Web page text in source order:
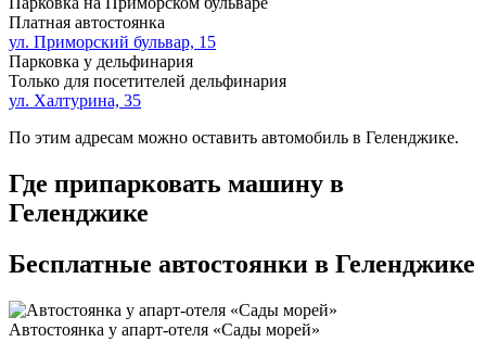
Платная автостоянка
ул. Приморский бульвар, 15
Парковка у дельфинария
Только для посетителей дельфинария
ул. Халтурина, 35
По этим адресам можно оставить автомобиль в Геленджике.
Где припарковать машину в
Геленджике
Бесплатные автостоянки в Геленджике
Автостоянка у апарт-отеля «Сады морей»